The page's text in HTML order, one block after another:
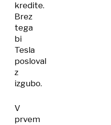
kredite.
Brez
tega
bi
Tesla
posloval
z
izgubo.
V
prvem